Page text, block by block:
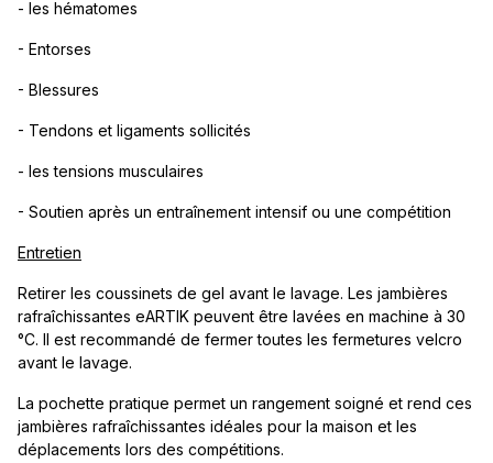
- les hématomes
- Entorses
- Blessures
- Tendons et ligaments sollicités
- les tensions musculaires
- Soutien après un entraînement intensif ou une compétition
Entretien
Retirer les coussinets de gel avant le lavage. Les jambières
rafraîchissantes eARTIK peuvent être lavées en machine à 30
°C. Il est recommandé de fermer toutes les fermetures velcro
avant le lavage.
La pochette pratique permet un rangement soigné et rend ces
jambières rafraîchissantes idéales pour la maison et les
déplacements lors des compétitions.